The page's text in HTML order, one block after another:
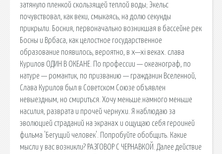
затянуло пленкой скользящей теплой воды; Экельс
почувствовал, как веки, смыкаясь, на долю секунды
прикрыли. Босния, первоначально возникшая в бассейне рек
Босны и Врбаса, как целостное государственное
образование появилось, вероятно, в x—xi веках. cлава
Курилов ОДИН В ОКЕАНЕ. По профессии — океанограф, по
натуре — романтик, по призванию — гражданин Вселенной,
Слава Курилов был в Советском Союзе объявлен
невыездным, но смириться. Хочу меньше.намного меньше
насилия, разврата и прочей чернухи. Я наблюдаю за
эволюцией страданий на экранах и ощущаю себя героиней
фильма 'Бегущий человек'. Попробуйте обобщить. Какие
мысли у вас возникли? РАЗГОВОР С ЧЕРНАВКОЙ. Далее действие